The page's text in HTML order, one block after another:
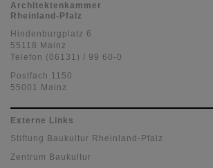
Architektenkammer
Rheinland-Pfalz
Hindenburgplatz 6
55118 Mainz
Telefon (06131) / 99 60-0
Postfach 1150
55001 Mainz
Externe Links
Stiftung Baukultur Rheinland-Pfalz
Zentrum Baukultur